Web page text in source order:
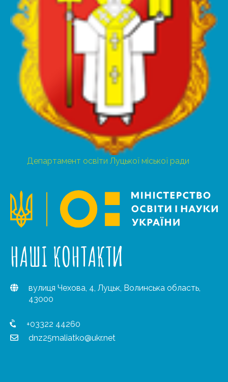
Департамент освіти Луцької міської ради
НАШІ КОНТАКТИ
вулиця Чехова, 4, Луцьк, Волинська область,
43000
+03322 44260
dnz25maliatko@ukr.net